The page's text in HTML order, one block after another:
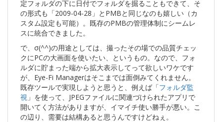
定フォルダの下に日付でフォルダを掘ることもできて、そ
の形式も「2009-04-28」とPMBと同じなのも嬉しい（カ
スタム設定も可能）。既存のPMBの管理体制にシームレ
スに統合できました。
で、σ(^^)の用途としては、撮ったその場での品質チェッ
クにPCの大画面を使いたい、というもの。なので、フォ
ルダに貯まった端から拡大表示してって欲しいワケです
が、Eye-Fi Managerはそこまでは面倒みてくれません。
既存ツールで実現しようと思うと、例えば「フォルダ監
視 」を使って、JPEGファイルに関連づけられたアプリで
開いてく方法がありますが、イマイチ使い勝手が悪い。こ
の辺り、需要は結構あると思うんですけどねぇ。